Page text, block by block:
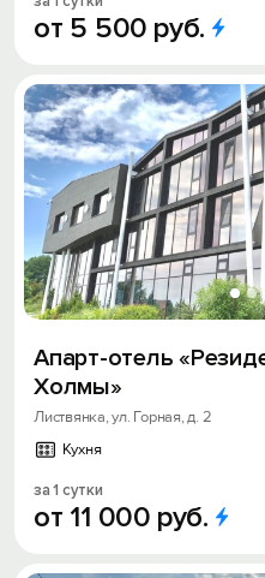
от 5 500 руб.
Апарт-отель
Холмы»
Листвянка, ул. Горная, д. 2
Кухня
за 1 сутки
от 11 000 руб.